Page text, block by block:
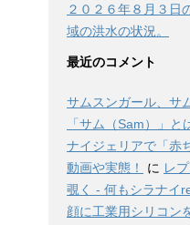
２０２６年８月３日
域の洪水の状況。
最近のコメント
サムスンガール、サ
「サム（Sam）」と
ナイジェリアで「赤
動画や実態！
に レ
覗く - 何もシラナイ
顔に工業用シリコン